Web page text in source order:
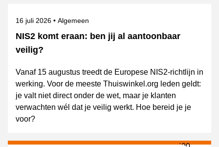
NIS2 komt eraan: ben jij al aantoonbaar
veilig?
Gepubliceerd op
16 juli 2026 Onderwerpen
Algemeen
Vanaf 15 augustus treedt de Europese NIS2-richtlijn in
werking. Voor de meeste Thuiswinkel.org leden geldt:
je valt niet direct onder de wet, maar je klanten
verwachten wél dat je veilig werkt. Hoe bereid je je
voor?